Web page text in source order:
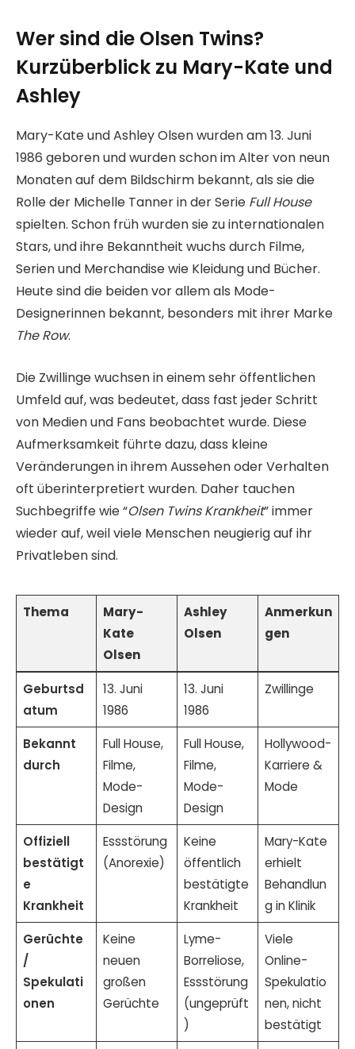
Wer sind die Olsen Twins?
Kurzüberblick zu Mary-Kate und
Ashley
Mary-Kate und Ashley Olsen wurden am 13. Juni
1986 geboren und wurden schon im Alter von neun
Monaten auf dem Bildschirm bekannt, als sie die
Rolle der Michelle Tanner in der Serie Full House
spielten. Schon früh wurden sie zu internationalen
Stars, und ihre Bekanntheit wuchs durch Filme,
Serien und Merchandise wie Kleidung und Bücher.
Heute sind die beiden vor allem als Mode-
Designerinnen bekannt, besonders mit ihrer Marke
The Row.
Die Zwillinge wuchsen in einem sehr öffentlichen
Umfeld auf, was bedeutet, dass fast jeder Schritt
von Medien und Fans beobachtet wurde. Diese
Aufmerksamkeit führte dazu, dass kleine
Veränderungen in ihrem Aussehen oder Verhalten
oft überinterpretiert wurden. Daher tauchen
Suchbegriffe wie “Olsen Twins Krankheit” immer
wieder auf, weil viele Menschen neugierig auf ihr
Privatleben sind.
Thema
Mary-
Kate
Olsen
Ashley
Olsen
Anmerkun
gen
Geburtsd
atum
13. Juni
1986
13. Juni
1986
Zwillinge
Bekannt
durch
Full House,
Filme,
Mode-
Design
Full House,
Filme,
Mode-
Design
Hollywood-
Karriere &
Mode
Offiziell
bestätigt
e
Krankheit
Essstörung
(Anorexie)
Keine
öffentlich
bestätigte
Krankheit
Mary-Kate
erhielt
Behandlun
g in Klinik
Gerüchte
/
Spekulati
onen
Keine
neuen
großen
Gerüchte
Lyme-
Borreliose,
Essstörung
(ungeprüft
)
Viele
Online-
Spekulatio
nen, nicht
bestätigt